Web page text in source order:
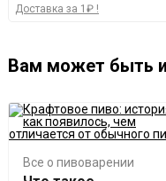
Доставка за 1₽ !
Вам может быть
Все о пивоварении